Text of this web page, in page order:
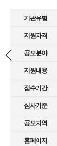
기관유형
지원자격
공모분야
지원내용
접수기간
심사기준
공모지역
홈페이지